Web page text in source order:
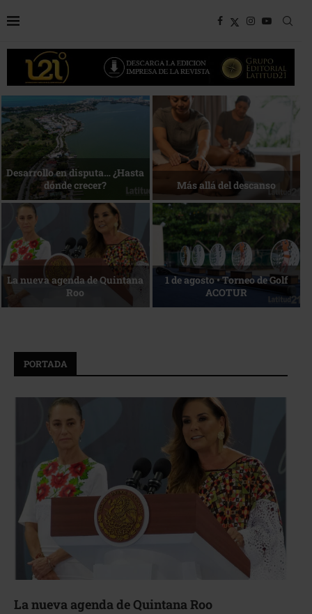
Bottega, un viaje servido a la
mesa
Energía que Impulsa la
competitividad
Reconocimiento de viajeros La esencia del servicio
PORTADA
La nueva agenda de Quintana Roo